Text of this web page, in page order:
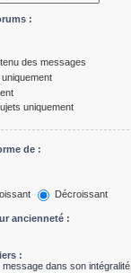
:
des messages
uniquement
de :
Décroissant
ancienneté :
:
dans son intégralité.